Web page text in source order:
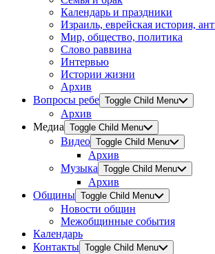
Календарь и праздники
Израиль, еврейская история,
Мир, общество, политика
Слово раввина
Интервью
Истории жизни
Архив
Вопросы ребе Toggle Child Menu
Архив
Медиа Toggle Child Menu
Видео Toggle Child Menu
Архив
Музыка Toggle Child Menu
Архив
Общины Toggle Child Menu
Новости общин
Межобщинные события
Календарь
Контакты Toggle Child Menu